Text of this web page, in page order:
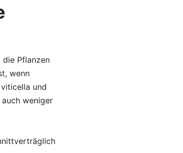
Pflanzen
wenn
und
weniger